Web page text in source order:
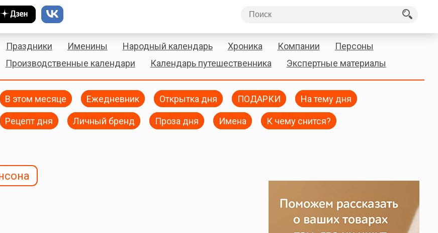
Праздники Именины Народный календарь Хроника Компании
Персоны
Производственные календари Календарь путешественника Экспертные материалы
В этом месяце Ежедневник Открытка дня ПОДАРКИ На тему дня
Рецепт дня Личный бренд Проза дня Имена К чему снится?